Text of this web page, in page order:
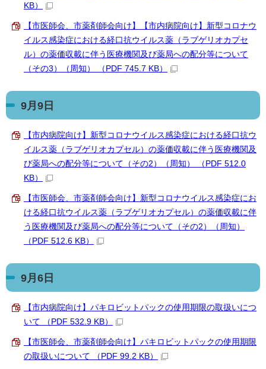
KB）
【市医師会、市薬剤師会向け】【市内病院向け】新型コロナウ
イルス感染症における経口抗ウイルス薬（ラブゲリオカプセ
ル）の薬価収載に伴う医療機関及び薬局への配分等について
（その3）（周知） （PDF 745.7 KB）
9月9日
【市内病院向け】新型コロナウイルス感染症における経口抗ウ
イルス薬（ラブゲリオカプセル）の薬価収載に伴う医療機関及
び薬局への配分等について（その2）（周知） （PDF 512.0
KB）
【市医師会、市薬剤師会向け】新型コロナウイルス感染症にお
ける経口抗ウイルス薬（ラブゲリオカプセル）の薬価収載に伴
う医療機関及び薬局への配分等について（その2）（周知）
（PDF 512.6 KB）
9月6日
【市内病院向け】パキロビットパックの使用期限の取扱いにつ
いて （PDF 532.9 KB）
【市医師会、市薬剤師会向け】パキロビットパックの使用期限
の取扱いについて （PDF 99.2 KB）